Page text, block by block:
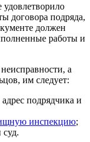
удовлетворило
договора подряда,
должен
работы и
а
им следует:
подрядчика и
инспекцию;
суд.